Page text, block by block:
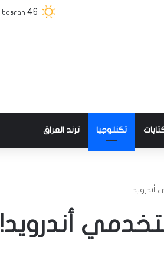
basrah 46
تكنلوجيا ترند العراق
أندرويد!
أندرويد!